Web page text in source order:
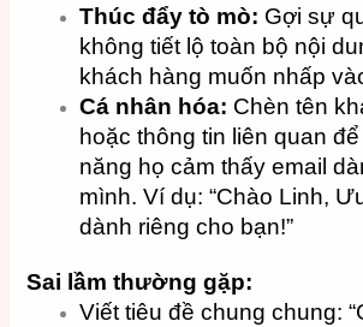
Thúc đẩy tò mò: Gợi sự
không tiết lộ toàn bộ nội
khách hàng muốn nhấp
Cá nhân hóa: Chèn tên
hoặc thông tin liên quan
năng họ cảm thấy email
mình.Ví dụ: “Chào Linh,
dành riêng cho bạn!”
Sai lầm thường gặp:
Viết tiêu đề chung chung: